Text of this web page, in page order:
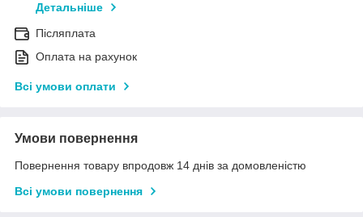
Детальніше
Післяплата
Оплата на рахунок
Всі умови оплати
Умови повернення
Повернення товару впродовж 14 днів за домовленістю
Всі умови повернення